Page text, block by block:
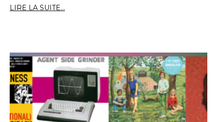
LIRE LA SUITE...